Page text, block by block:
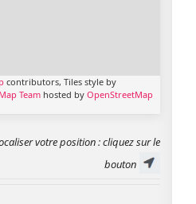
contributors, Tiles style by
Team hosted by OpenStreetMap
votre position: cliquez sur le
bouton